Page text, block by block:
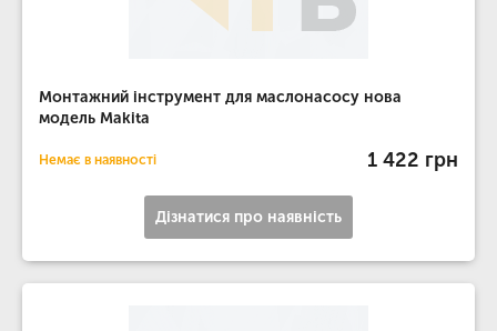
Монтажний інструмент для маслонасосу нова
модель Makita
Немає в наявності 1 422 грн
Дізнатися про наявність